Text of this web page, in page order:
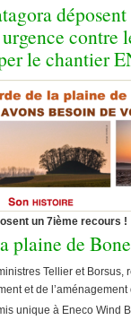
contre
le chantier
un 7ième recours !
plaine de
Tellier et Borsus,
et de
unique à Eneco Wind